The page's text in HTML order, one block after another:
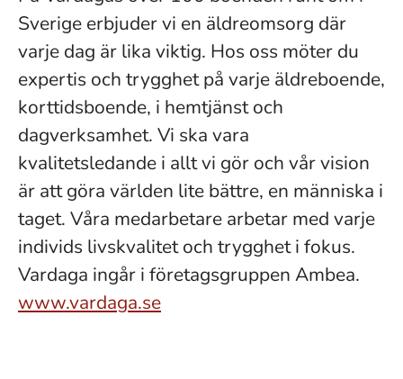
Sverige erbjuder vi en äldreomsorg där
varje dag är lika viktig. Hos oss möter du
expertis och trygghet på varje äldreboende,
korttidsboende, i hemtjänst och
dagverksamhet. Vi ska vara
kvalitetsledande i allt vi gör och vår vision
är att göra världen lite bättre, en människa i
taget. Våra medarbetare arbetar med varje
individs livskvalitet och trygghet i fokus.
Vardaga ingår i företagsgruppen Ambea.
www.vardaga.se